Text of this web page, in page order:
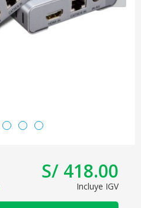
S/ 418.00
Incluye IGV